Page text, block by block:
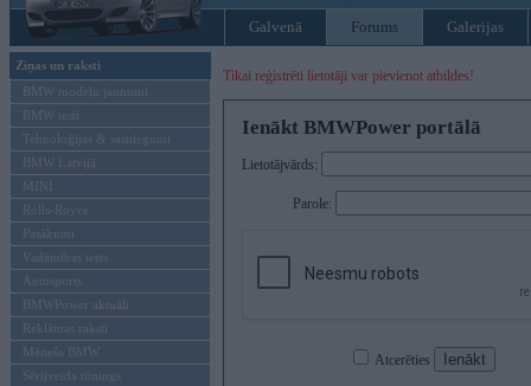
Galvenā Forums Galerijas
Ziņas un raksti
BMW modeļu jaunumi
BMW testi
Tehnoloģijas & sasniegumi
BMW Latvijā
MINI
Rolls-Royce
Pasākumi
Vadāmības tests
Autosports
BMWPower aktuāli
Reklāmas raksti
Mēneša BMW
Sērijveida tūnings
Tikai reģistrēti lietotāji var pievienot atbildes!
Ienākt BMWPower portālā
Lietotājvārds:
Parole:
Atcerēties